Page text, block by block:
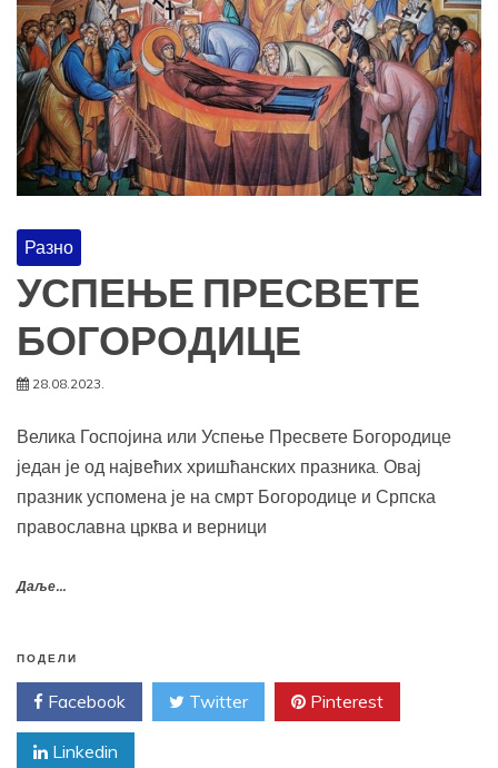
Разно
УСПЕЊЕ ПРЕСВЕТЕ
БОГОРОДИЦЕ
28.08.2023.
Велика Госпојина или Успење Пресвете Богородице
један је од највећих хришћанских празника. Овај
празник успомена је на смрт Богородице и Српска
православна црква и верници
Даље...
ПОДЕЛИ
Facebook Twitter Pinterest
Linkedin